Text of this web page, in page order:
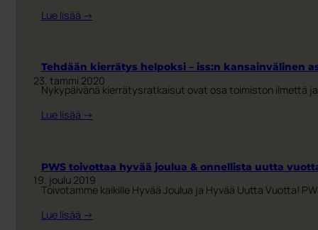
Lue lisää →
jätteiden
merkintäjärjestelmä
julkaistu
23. tammi 2020
Tehdään kierrätys helpoksi – iss:n kansainvälinen
Nykypäivänä kierrätysratkaisut ovat osa toimiston ilmettä
Lue lisää →
helpoksi
–
iss:n
asiakkuus
19. joulu 2019
PWS toivottaa hyvää joulua & onnellista uutta
Toivotamme kaikille Hyvää Joulua ja Hyvää Uutta Vuotta!
Lue lisää →